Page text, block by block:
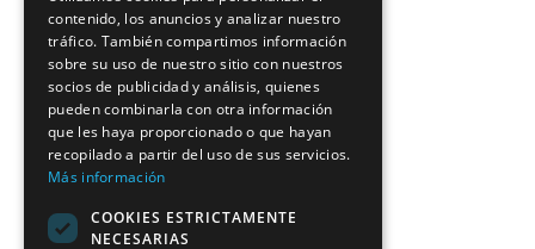
Hernández.
contenido, los anuncios y analizar nuestro
tráfico. También compartimos información
sobre su uso de nuestro sitio con nuestros
socios de publicidad y análisis, quienes
pueden combinarla con otra información
que les haya proporcionado o que hayan
recopilado a partir del uso de sus servicios.
Más información
COOKIES ESTRICTAMENTE
NECESARIAS